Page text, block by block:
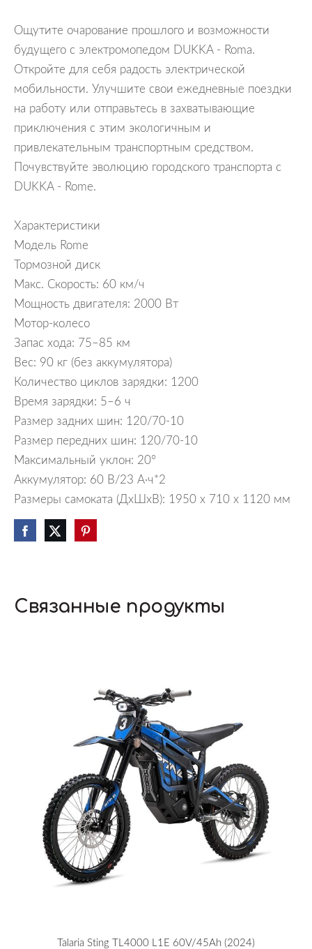
Ощутите очарование прошлого и возможности
будущего с электромопедом DUKKA - Roma.
Откройте для себя радость электрической
мобильности. Улучшите свои ежедневные поездки
на работу или отправьтесь в захватывающие
приключения с этим экологичным и
привлекательным транспортным средством.
Почувствуйте эволюцию городского транспорта с
DUKKA - Rome.
Характеристики
Модель Rome
Тормозной диск
Макс. Скорость: 60 км/ч
Мощность двигателя: 2000 Вт
Мотор-колесо
Запас хода: 75–85 км
Вес: 90 кг (без аккумулятора)
Количество циклов зарядки: 1200
Время зарядки: 5–6 ч
Размер задних шин: 120/70-10
Размер передних шин: 120/70-10
Максимальный уклон: 20°
Аккумулятор: 60 В/23 А·ч*2
Размеры самоката (ДxШxВ): 1950 x 710 x 1120 мм
Связанные продукты
Talaria Sting TL4000 L1E 60V/45Ah (2024)